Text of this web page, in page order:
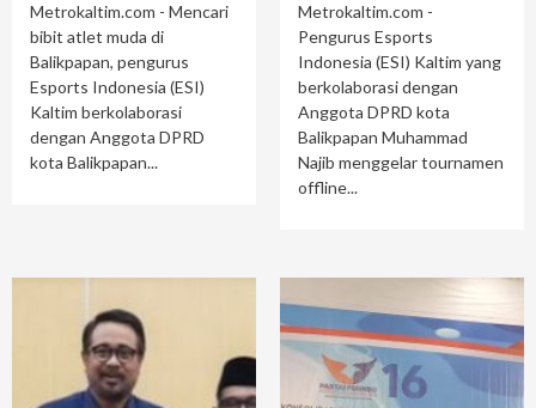
Metrokaltim.com - Mencari
bibit atlet muda di
Balikpapan, pengurus
Esports Indonesia (ESI)
Kaltim berkolaborasi
dengan Anggota DPRD
kota Balikpapan...
Metrokaltim.com -
Pengurus Esports
Indonesia (ESI) Kaltim yang
berkolaborasi dengan
Anggota DPRD kota
Balikpapan Muhammad
Najib menggelar tournamen
offline...